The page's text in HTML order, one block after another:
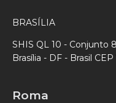
BRASÍLIA
SHIS QL 10 - Conjunto
Brasília - DF - Brasil
Roma